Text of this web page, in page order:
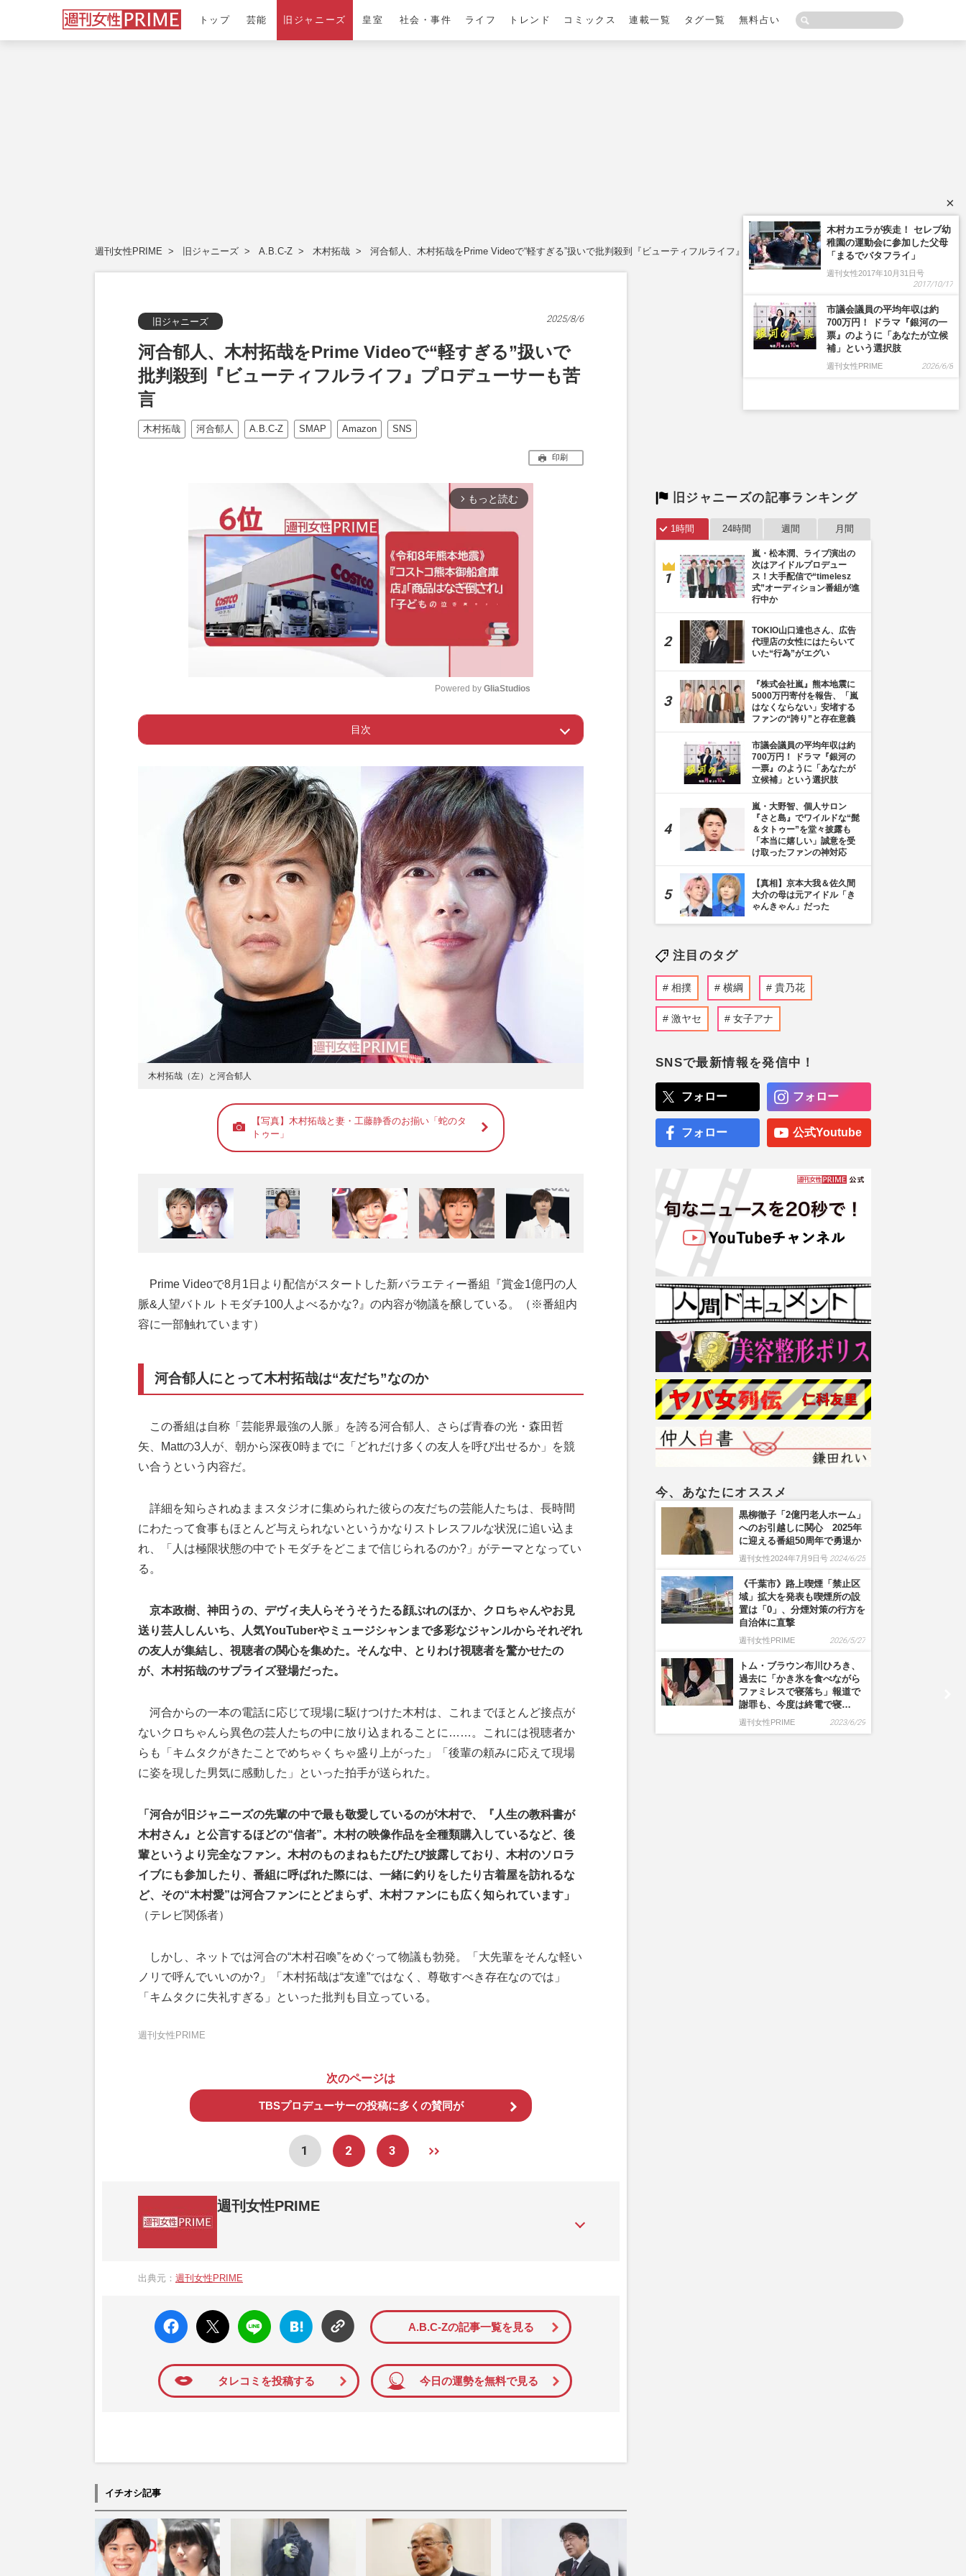
トップ 芸能 旧ジャニーズ 皇室 社会・事件 ライフ トレンド コミックス 連載一覧 タグ一覧 無料占い
週刊女性PRIME 旧ジャニーズ A.B.C-Z 木村拓哉 河合郁人、木村拓哉をPrime Videoで“軽すぎる”扱いで批判殺到『ビューティフルライフ』プロデューサーも苦言
旧ジャニーズ 2025/8/6
河合郁人、木村拓哉をPrime Videoで“軽すぎる”扱いで
批判殺到『ビューティフルライフ』プロデューサーも苦
言
木村拓哉 河合郁人 A.B.C-Z SMAP Amazon SNS
印刷
arrow_forward_ios もっと読む
t
e
Powered by GliaStudios
目次
ー 河合郁人にとって木村拓哉は“友だち”なのか
Page 2 ー TBSプロデューサーの投稿に多くの賛同が
木村拓哉（左）と河合郁人
【写真】木村拓哉と妻・工藤静香のお揃い「蛇のタ
トゥー」
Prime Videoで8月1日より配信がスタートした新バラエティー番組『賞金1億円の人
脈&人望バトル トモダチ100人よべるかな?』の内容が物議を醸している。（※番組内
容に一部触れています）
河合郁人にとって木村拓哉は“友だち”なのか
この番組は自称「芸能界最強の人脈」を誇る河合郁人、さらば青春の光・森田哲
矢、Mattの3人が、朝から深夜0時までに「どれだけ多くの友人を呼び出せるか」を競
い合うという内容だ。
詳細を知らされぬままスタジオに集められた彼らの友だちの芸能人たちは、長時間
にわたって食事もほとんど与えられないというかなりストレスフルな状況に追い込ま
れ、「人は極限状態の中でトモダチをどこまで信じられるのか?」がテーマとなってい
る。
京本政樹、神田うの、デヴィ夫人らそうそうたる顔ぶれのほか、クロちゃんやお見
送り芸人しんいち、人気YouTuberやミュージシャンまで多彩なジャンルからそれぞれ
の友人が集結し、視聴者の関心を集めた。そんな中、とりわけ視聴者を驚かせたの
が、木村拓哉のサプライズ登場だった。
河合からの一本の電話に応じて現場に駆けつけた木村は、これまでほとんど接点が
ないクロちゃんら異色の芸人たちの中に放り込まれることに……。これには視聴者か
らも「キムタクがきたことでめちゃくちゃ盛り上がった」「後輩の頼みに応えて現場
に姿を現した男気に感動した」といった拍手が送られた。
「河合が旧ジャニーズの先輩の中で最も敬愛しているのが木村で、『人生の教科書が
木村さん』と公言するほどの“信者”。木村の映像作品を全種類購入しているなど、後
輩というより完全なファン。木村のものまねもたびたび披露しており、木村のソロラ
イブにも参加したり、番組に呼ばれた際には、一緒に釣りをしたり古着屋を訪れるな
ど、その“木村愛”は河合ファンにとどまらず、木村ファンにも広く知られています」
（テレビ関係者）
しかし、ネットでは河合の“木村召喚”をめぐって物議も勃発。「大先輩をそんな軽い
ノリで呼んでいいのか?」「木村拓哉は“友達”ではなく、尊敬すべき存在なのでは」
「キムタクに失礼すぎる」といった批判も目立っている。
週刊女性PRIME
次のページは
TBSプロデューサーの投稿に多くの賛同が
1 2 3
週刊女性PRIME
か、女性週刊誌『週刊女性』の誌面に掲載された記事から、インターネット利用者層にとって特に関心の
出典元： 週刊女性PRIME
faceboo
k いい
ね
X ポス
ト
LINE
はてな
ブック
マーク
A.B.C-Zの記事一覧を見る
タレコミを投稿する 今日の運勢を無料で見る
イチオシ記事
旧ジャニーズの記事ランキング
1時間 24時間 週間 月間
嵐・松本潤、ライブ演出の
次はアイドルプロデュー
ス！大手配信で“timelesz
式”オーディション番組が進
行中か
TOKIO山口達也さん、広告
代理店の女性にはたらいて
いた“行為”がエグい
『株式会社嵐』熊本地震に
5000万円寄付を報告、「嵐
はなくならない」安堵する
ファンの“誇り”と存在意義
市議会議員の平均年収は約
700万円！ ドラマ『銀河の
一票』のように「あなたが
立候補」という選択肢
嵐・大野智、個人サロン
『さと島』でワイルドな“髭
＆タトゥー”を堂々披露も
「本当に嬉しい」誠意を受
け取ったファンの神対応
【真相】京本大我＆佐久間
大介の母は元アイドル「き
ゃんきゃん」だった
注目のタグ
相撲 横綱 貴乃花
激ヤセ 女子アナ
SNSで最新情報を発信中！
フォロー フォロー
フォロー 公式Youtube
今、あなたにオススメ
黒柳徹子「2億円老人ホーム」
へのお引越しに関心 2025年
に迎える番組50周年で勇退か
週刊女性2024年7月9日号 2024/6/25
《千葉市》路上喫煙「禁止区
域」拡大を発表も喫煙所の設
置は「0」、分煙対策の行方を
自治体に直撃
週刊女性PRIME 2026/5/27
トム・ブラウン布川ひろき、
過去に「かき氷を食べながら
ファミレスで寝落ち」報道で
謝罪も、今度は終電で寝…
週刊女性PRIME 2023/6/29
×